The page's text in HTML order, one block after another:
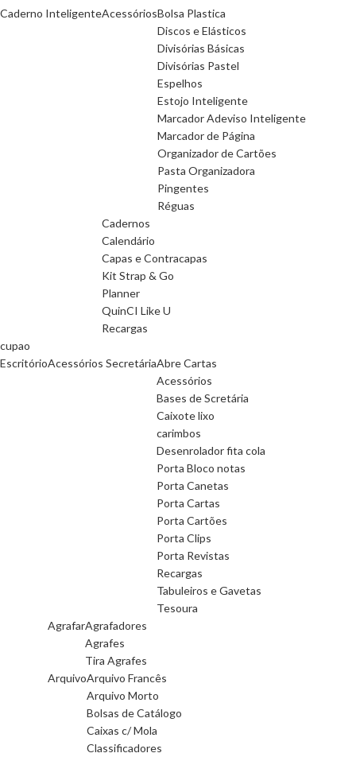
Caderno InteligenteAcessóriosBolsa Plastica
Discos e Elásticos
Divisórias Básicas
Divisórias Pastel
Espelhos
Estojo Inteligente
Marcador Adeviso Inteligente
Marcador de Página
Organizador de Cartões
Pasta Organizadora
Pingentes
Réguas
Cadernos
Calendário
Capas e Contracapas
Kit Strap & Go
Planner
QuinCI Like U
Recargas
cupao
EscritórioAcessórios SecretáriaAbre Cartas
Acessórios
Bases de Scretária
Caixote lixo
carimbos
Desenrolador fita cola
Porta Bloco notas
Porta Canetas
Porta Cartas
Porta Cartões
Porta Clips
Porta Revistas
Recargas
Tabuleiros e Gavetas
Tesoura
AgrafarAgrafadores
Agrafes
Tira Agrafes
ArquivoArquivo Francês
Arquivo Morto
Bolsas de Catálogo
Caixas c/ Mola
Classificadores